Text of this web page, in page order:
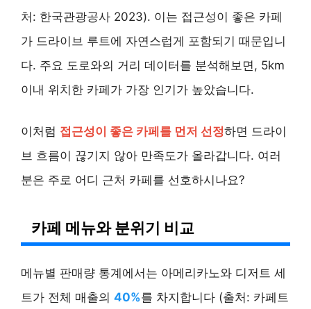
처: 한국관광공사 2023). 이는 접근성이 좋은 카페
가 드라이브 루트에 자연스럽게 포함되기 때문입니
다. 주요 도로와의 거리 데이터를 분석해보면, 5km
이내 위치한 카페가 가장 인기가 높았습니다.
이처럼 접근성이 좋은 카페를 먼저 선정하면 드라이
브 흐름이 끊기지 않아 만족도가 올라갑니다. 여러
분은 주로 어디 근처 카페를 선호하시나요?
카페 메뉴와 분위기 비교
메뉴별 판매량 통계에서는 아메리카노와 디저트 세
트가 전체 매출의 40%를 차지합니다 (출처: 카페트